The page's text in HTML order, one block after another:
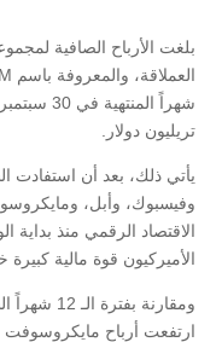
بلغت الأرباح الصافية
تريليون دولار.
يأتي ذلك، بعد أن استفادت
وفيسبوك، وأبل،
الاقتصاد الرقمي منذ بداية
الأميركيون قوة مالية كبيرة
ومقارنة